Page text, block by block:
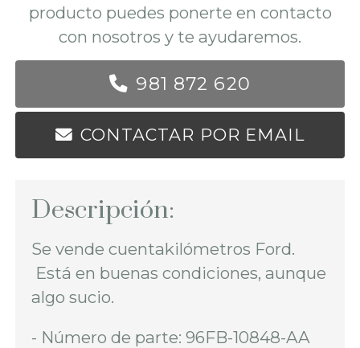
producto puedes ponerte en contacto
con nosotros y te ayudaremos.
981 872 620
CONTACTAR POR EMAIL
Descripción:
Se vende cuentakilómetros Ford.
Está en buenas condiciones, aunque
algo sucio.
- Número de parte: 96FB-10848-AA